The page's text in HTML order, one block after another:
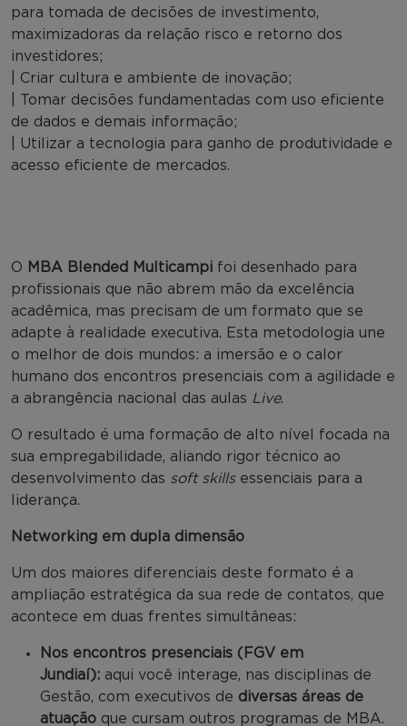
para tomada de decisões de investimento,
maximizadoras da relação risco e retorno dos
investidores;
| Criar cultura e ambiente de inovação;
| Tomar decisões fundamentadas com uso eficiente
de dados e demais informação;
| Utilizar a tecnologia para ganho de produtividade e
acesso eficiente de mercados.
O MBA Blended Multicampi foi desenhado para
profissionais que não abrem mão da excelência
acadêmica, mas precisam de um formato que se
adapte à realidade executiva. Esta metodologia une
o melhor de dois mundos: a imersão e o calor
humano dos encontros presenciais com a agilidade e
a abrangência nacional das aulas Live.
O resultado é uma formação de alto nível focada na
sua empregabilidade, aliando rigor técnico ao
desenvolvimento das soft skillsessenciais para a
liderança.
Networking em dupla dimensão
Um dos maiores diferenciais deste formato é a
ampliação estratégica da sua rede de contatos, que
acontece em duas frentes simultâneas:
Nos encontros presenciais (FGV em
Jundiaí): aqui você interage, nas disciplinas de
Gestão, com executivos de diversas áreas de
atuação que cursam outros programas de MBA.